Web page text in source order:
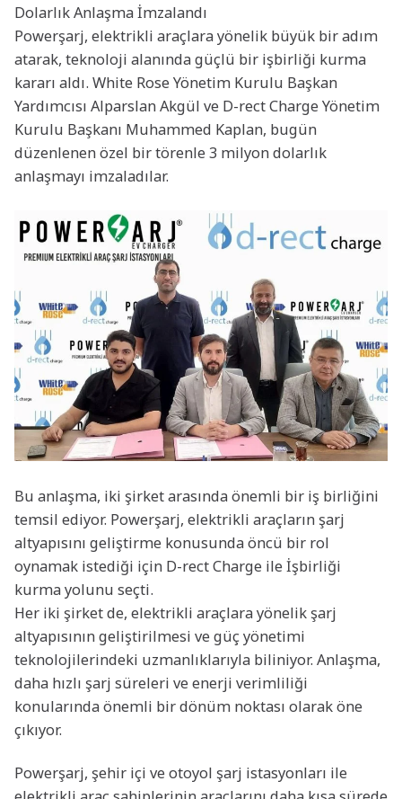
Dolarlık Anlaşma İmzalandı
Powerşarj, elektrikli araçlara yönelik büyük bir adım
atarak, teknoloji alanında güçlü bir işbirliği kurma
kararı aldı. White Rose Yönetim Kurulu Başkan
Yardımcısı Alparslan Akgül ve D-rect Charge Yönetim
Kurulu Başkanı Muhammed Kaplan, bugün
düzenlenen özel bir törenle 3 milyon dolarlık
anlaşmayı imzaladılar.
Bu anlaşma, iki şirket arasında önemli bir iş birliğini
temsil ediyor. Powerşarj, elektrikli araçların şarj
altyapısını geliştirme konusunda öncü bir rol
oynamak istediği için D-rect Charge ile İşbirliği
kurma yolunu seçti.
Her iki şirket de, elektrikli araçlara yönelik şarj
altyapısının geliştirilmesi ve güç yönetimi
teknolojilerindeki uzmanlıklarıyla biliniyor. Anlaşma,
daha hızlı şarj süreleri ve enerji verimliliği
konularında önemli bir dönüm noktası olarak öne
çıkıyor.
Powerşarj, şehir içi ve otoyol şarj istasyonları ile